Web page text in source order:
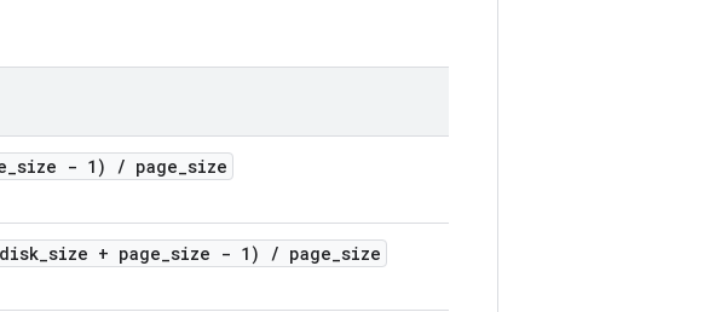
_size - 1) / page_size
_size + page_size - 1) / page_size